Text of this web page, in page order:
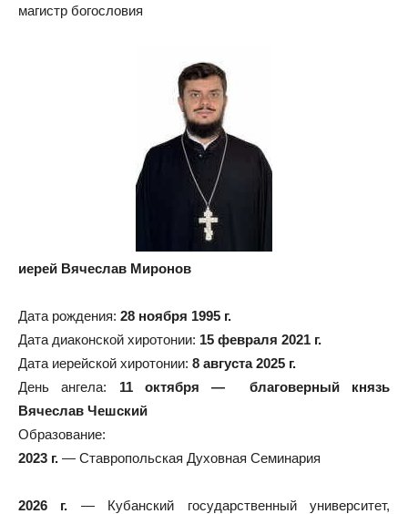
магистр богословия
иерей Вячеслав Миронов
Дата рождения: 28 ноября 1995 г.
Дата диаконской хиротонии: 15 февраля 2021 г.
Дата иерейской хиротонии: 8 августа 2025 г.
День ангела: 11 октября — благоверный князь
Вячеслав Чешский
Образование:
2023 г. — Ставропольская Духовная Семинария
2026 г. — Кубанский государственный университет,